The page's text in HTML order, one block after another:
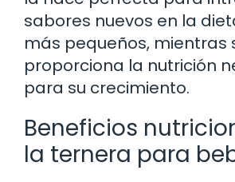
sabores nuevos en la
más pequeños, mientras
proporciona la nutrición
para su crecimiento.
Beneficios
la ternera para